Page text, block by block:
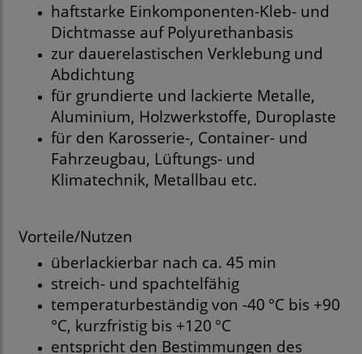
haftstarke Einkomponenten-Kleb- und
Dichtmasse auf Polyurethanbasis
zur dauerelastischen Verklebung und
Abdichtung
für grundierte und lackierte Metalle,
Aluminium, Holzwerkstoffe, Duroplaste
für den Karosserie-, Container- und
Fahrzeugbau, Lüftungs- und
Klimatechnik, Metallbau etc.
Vorteile/Nutzen
überlackierbar nach ca. 45 min
streich- und spachtelfähig
temperaturbeständig von -40 °C bis +90
°C, kurzfristig bis +120 °C
entspricht den Bestimmungen des